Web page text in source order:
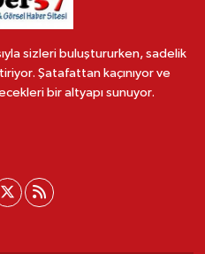
sizleri buluştururken, sadelik
Şatafattan kaçınıyor ve
bir altyapı sunuyor.